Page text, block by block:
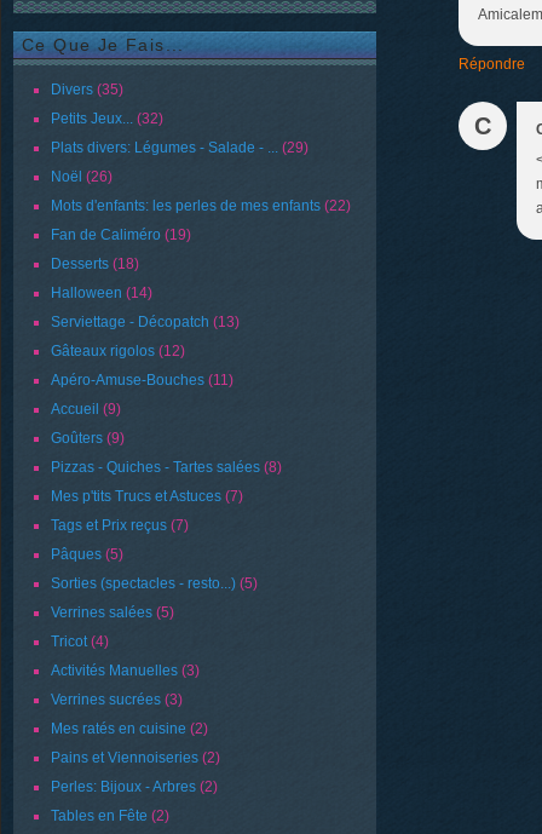
Ce Que Je Fais...
Divers (35)
Petits Jeux... (32)
Plats divers: Légumes - Salade - ... (29)
Noël (26)
Mots d'enfants: les perles de mes enfants (22)
Fan de Caliméro (19)
Desserts (18)
Halloween (14)
Serviettage - Décopatch (13)
Gâteaux rigolos (12)
Apéro-Amuse-Bouches (11)
Accueil (9)
Goûters (9)
Pizzas - Quiches - Tartes salées (8)
Mes p'tits Trucs et Astuces (7)
Tags et Prix reçus (7)
Pâques (5)
Sorties (spectacles - resto...) (5)
Verrines salées (5)
Tricot(4)
Activités Manuelles (3)
Verrines sucrées (3)
Mes ratés en cuisine (2)
Pains et Viennoiseries (2)
Perles: Bijoux - Arbres (2)
Tables en Fête (2)
Répondre
C